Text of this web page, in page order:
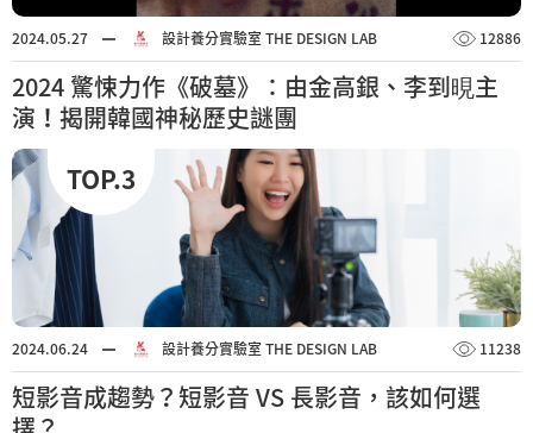
2024 驚悚力作《破墓》：由金高銀、李到晛主
演！揭開韓國神秘歷史謎團
2024.05.27 設計養分實驗室 THE DESIGN LAB 12886
TOP.3
短影音成趨勢？短影音 VS 長影音，該如何選
2024.06.24 設計養分實驗室 THE DESIGN LAB 11238